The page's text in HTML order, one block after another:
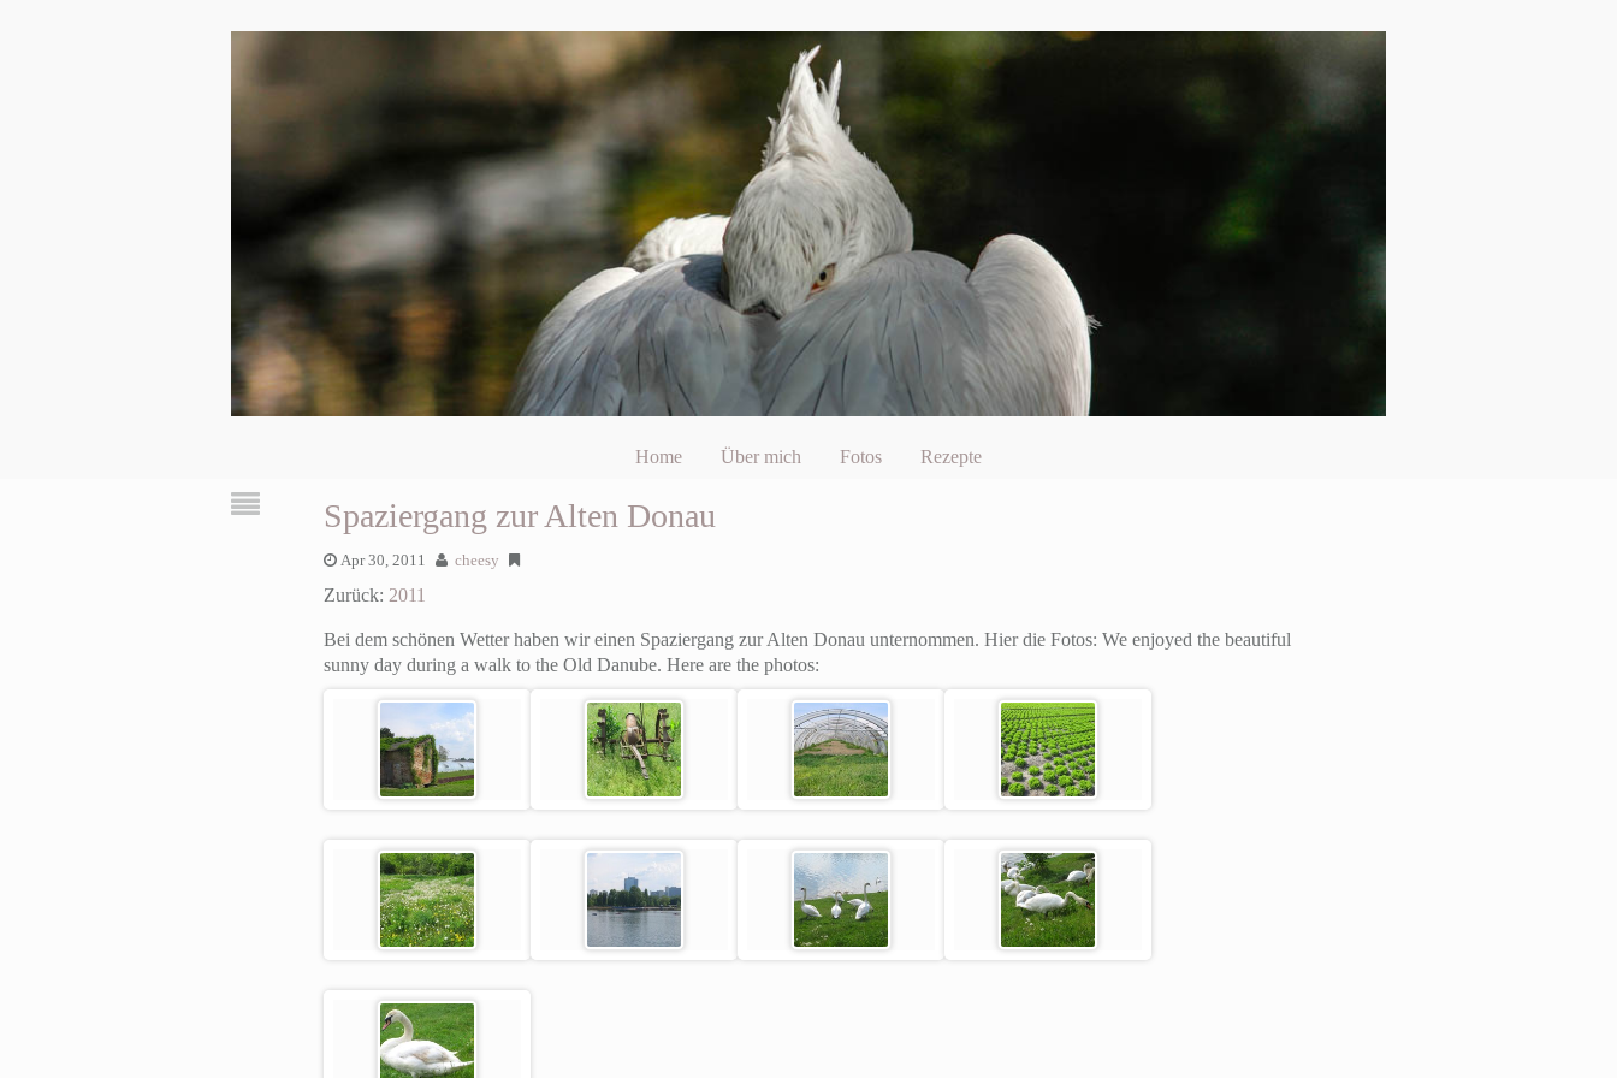
Home Über mich Fotos Rezepte
Spaziergang zur Alten Donau
Apr 30, 2011 cheesy
Zurück: 2011
Bei dem schönen Wetter haben wir einen Spaziergang zur Alten Donau unternommen. Hier die Fotos: We enjoyed the beautiful
sunny day during a walk to the Old Danube. Here are the photos: